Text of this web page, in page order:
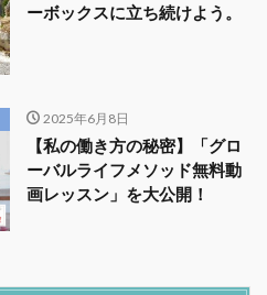
ーボックスに立ち続けよう。
2025年6月8日
【私の働き方の秘密】「グロ
ーバルライフメソッド無料動
画レッスン」を大公開！